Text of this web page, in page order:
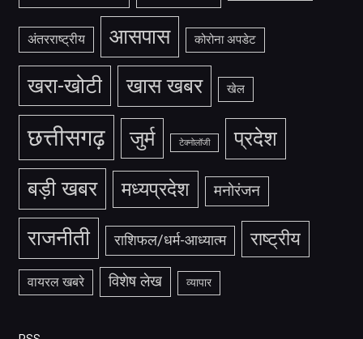
अंतरराष्ट्रीय आसपास कोरोना अपडेट
खरा-खोटी खास खबर खेल
छत्तीसगढ़ जुर्म टेक्नोलॉजी प्रदेश
बड़ी खबर मध्यप्रदेश मनोरंजन
राजनीती राशिफल/धर्म-आध्यात्म राष्ट्रीय
वायरल खबरे विशेष लेख व्यापार